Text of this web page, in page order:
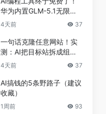
华为内置GLM-5.1无限
用，npm装完就能写代码
4天前 37
一句话克隆任意网站！实
测：AI把目标站拆成组
件，差异不到5%
4天前 37
AI搞钱的5条野路子（建议
收藏）
1周前 93